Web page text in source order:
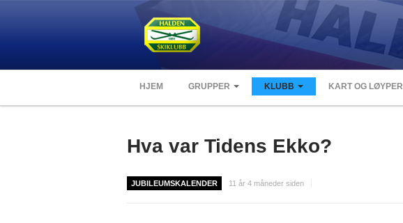
HJEM GRUPPER KLUBB KART OG LØYPER
Hva var Tidens Ekko?
JUBILEUMSKALENDER 11 år 4 måneder siden